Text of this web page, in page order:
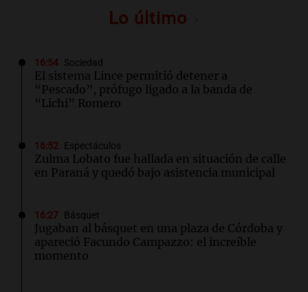
Lo último
16:54 Sociedad
El sistema Lince permitió detener a
“Pescado”, prófugo ligado a la banda de
“Lichi” Romero
16:52 Espectáculos
Zulma Lobato fue hallada en situación de calle
en Paraná y quedó bajo asistencia municipal
16:27 Básquet
Jugaban al básquet en una plaza de Córdoba y
apareció Facundo Campazzo: el increíble
momento